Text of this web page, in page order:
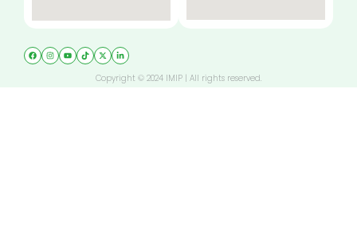
Copyright © 2024 IMIP | All rights reserved.